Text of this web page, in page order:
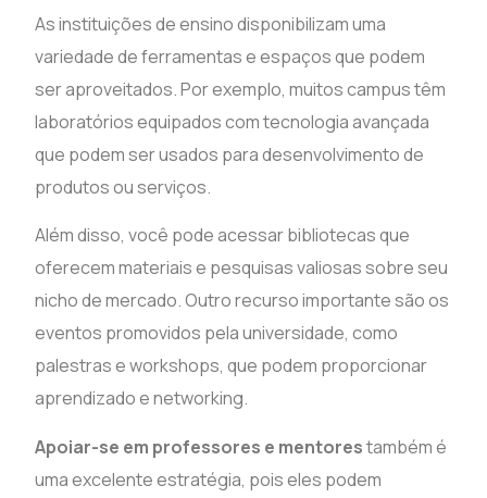
As instituições de ensino disponibilizam uma
variedade de ferramentas e espaços que podem
ser aproveitados. Por exemplo, muitos campus têm
laboratórios equipados com tecnologia avançada
que podem ser usados para desenvolvimento de
produtos ou serviços.
Além disso, você pode acessar bibliotecas que
oferecem materiais e pesquisas valiosas sobre seu
nicho de mercado. Outro recurso importante são os
eventos promovidos pela universidade, como
palestras e workshops, que podem proporcionar
aprendizado e networking.
Apoiar-se em professores e mentorestambém é
uma excelente estratégia, pois eles podem